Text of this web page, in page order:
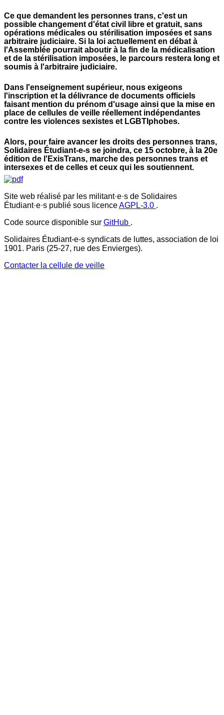
Ce que demandent les personnes trans, c'est un
possible changement d'état civil libre et gratuit, sans
opérations médicales ou stérilisation imposées et sans
arbitraire judiciaire. Si la loi actuellement en débat à
l'Assemblée pourrait aboutir à la fin de la médicalisation
et de la stérilisation imposées, le parcours restera long et
soumis à l'arbitraire judiciaire.
Dans l'enseignement supérieur, nous exigeons
l'inscription et la délivrance de documents officiels
faisant mention du prénom d'usage ainsi que la mise en
place de cellules de veille réellement indépendantes
contre les violences sexistes et LGBTIphobes.
Alors, pour faire avancer les droits des personnes trans,
Solidaires Étudiant-e-s se joindra, ce 15 octobre, à la 20e
édition de l'ExisTrans, marche des personnes trans et
intersexes et de celles et ceux qui les soutiennent.
Site web réalisé par les militant·e·s de Solidaires
Étudiant·e·s publié sous licenceAGPL-3.0 .
Code source disponible sur GitHub .
Solidaires Étudiant-e-s syndicats de luttes, association de loi
1901. Paris (25-27, rue des Envierges).
Contacter la cellule de veille